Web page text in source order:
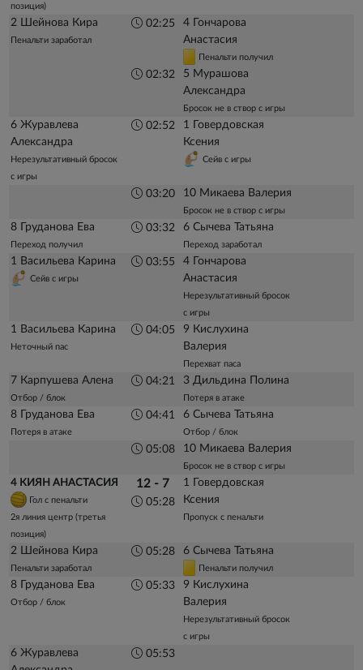
позиция)
2 Шейнова Кира
Пенальти заработал
02:25
4 Гончарова
Анастасия
Пенальти получил
02:32
5 Мурашова
Александра
Бросок не в створ с игры
6 Журавлева
Александра
Нерезультативный бросок
с игры
02:52
1 Говердовская
Ксения
Сейв с игры
03:20 10 Микаева Валерия
Бросок не в створ с игры
8 Груданова Ева
Переход получил
03:32 6 Сычева Татьяна
Переход заработал
1 Васильева Карина
Сейв с игры
03:55
4 Гончарова
Анастасия
Нерезультативный бросок
с игры
1 Васильева Карина
Неточный пас
04:05
9 Кислухина
Валерия
Перехват паса
7 Карпушева Алена
Отбор / блок
04:21 3 Дильдина Полина
Потеря в атаке
8 Груданова Ева
Потеря в атаке
04:41 6 Сычева Татьяна
Отбор / блок
05:08 10 Микаева Валерия
Бросок не в створ с игры
4 КИЯН АНАСТАСИЯ
Гол с пенальти
2я линия центр (третья
позиция)
12 - 7
05:28
1 Говердовская
Ксения
Пропуск с пенальти
2 Шейнова Кира
Пенальти заработал
05:28 6 Сычева Татьяна
Пенальти получил
8 Груданова Ева
Отбор / блок
05:33
9 Кислухина
Валерия
Нерезультативный бросок
с игры
6 Журавлева
05:53